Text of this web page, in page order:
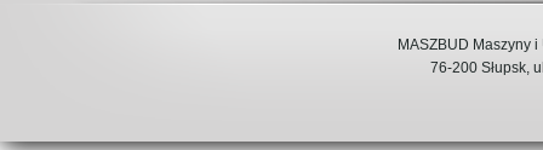
MASZBUD Maszyny
76-200 Słupsk,